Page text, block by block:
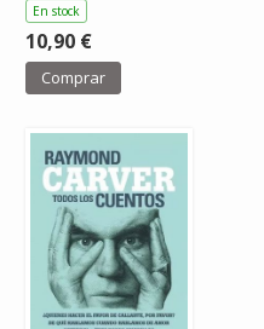
En stock
10,90 €
Comprar